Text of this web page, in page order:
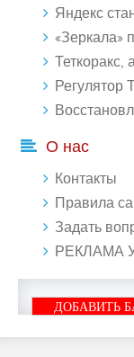
Яндекс станет
«Зеркала»
Регулятор
Восстановление
О нас
Контакты
Правила
Задать
РЕКЛАМА
ДОБАВИТЬ